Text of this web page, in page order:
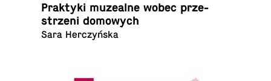
Prak­ty­ki mu­ze­al­ne wobec prze­
strze­ni domowych
Sara Herczyńska